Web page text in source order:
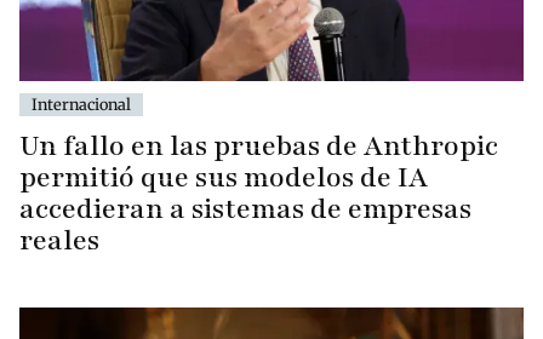
Internacional
Un fallo en las pruebas de Anthropic
permitió que sus modelos de IA
accedieran a sistemas de empresas
reales